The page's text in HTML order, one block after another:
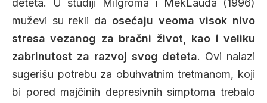
deteta. U studiji Milgroma i MekLauda (1996)
muževi su rekli da osećaju veoma visok nivo
stresa vezanog za bračni život, kao i veliku
zabrinutost za razvoj svog deteta. Ovi nalazi
sugerišu potrebu za obuhvatnim tretmanom, koji
bi pored majčinih depresivnih simptoma trebalo